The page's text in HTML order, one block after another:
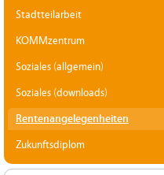
Stadtteilarbeit
KOMMzentrum
Soziales (allgemein)
Soziales (downloads)
Rentenangelegenheiten
Zukunftsdiplom